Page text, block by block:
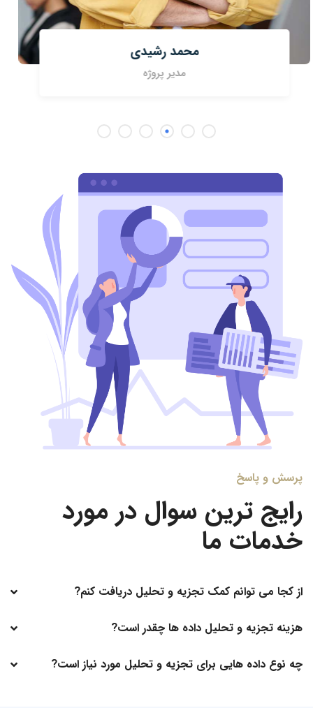
محمد رشیدی
مدیر پروژه
پرسش و پاسخ
رایج ترین سوال در مورد
خدمات ما
از کجا می توانم کمک تجزیه و تحلیل دریافت کنم?
هزینه تجزیه و تحلیل داده ها چقدر است?
چه نوع داده هایی برای تجزیه و تحلیل مورد نیاز است?